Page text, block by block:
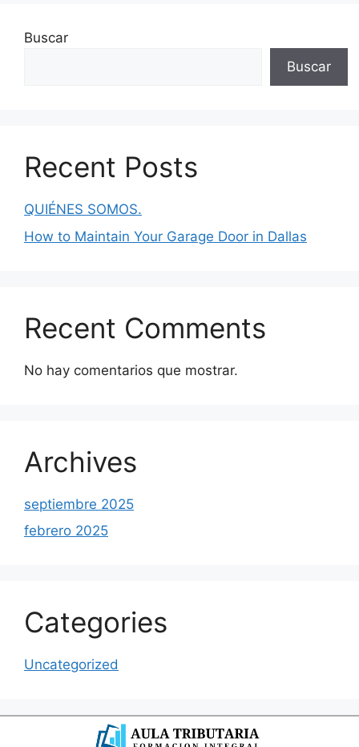
Buscar
Buscar
Recent Posts
QUIÉNES SOMOS.
How to Maintain Your Garage Door in Dallas
Recent Comments
No hay comentarios que mostrar.
Archives
septiembre 2025
febrero 2025
Categories
Uncategorized